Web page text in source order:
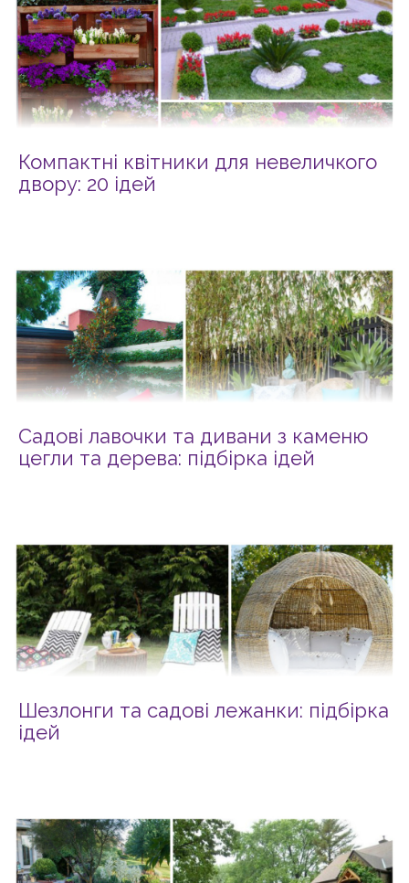
Компактні квітники для невеличкого
двору: 20 ідей
Садові лавочки та дивани з каменю
цегли та дерева: підбірка ідей
Шезлонги та садові лежанки: підбірка
ідей